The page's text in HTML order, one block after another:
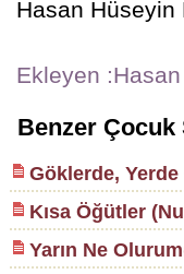
Hasan Hüseyin
Ekleyen :Hasan
Benzer
Göklerde,
Kısa Öğütler
Yarın Ne